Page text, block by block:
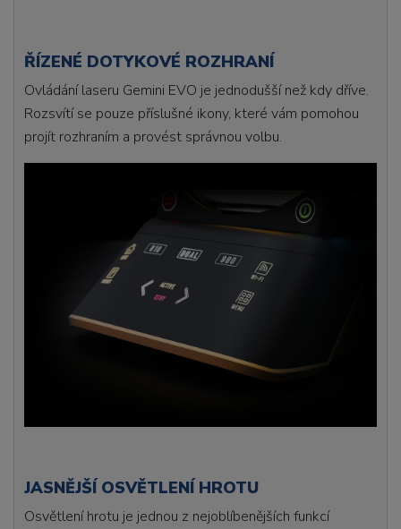
ŘÍZENÉ DOTYKOVÉ ROZHRANÍ
Ovládání laseru Gemini EVO je jednodušší než kdy dříve.
Rozsvítí se pouze příslušné ikony, které vám pomohou
projít rozhraním a provést správnou volbu.
JASNĚJŠÍ OSVĚTLENÍ HROTU
Osvětlení hrotu je jednou z nejoblíbenějších funkcí